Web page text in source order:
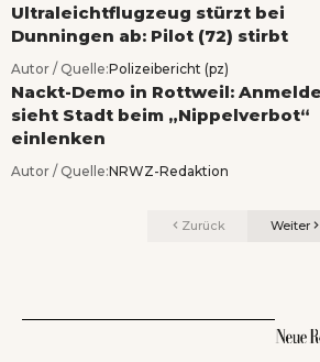
Ultraleichtflugzeug stürzt bei
Dunningen ab: Pilot (72) stirbt
Autor / Quelle:Polizeibericht (pz)
Nackt-Demo in Rottweil:
sieht Stadt beim „Nippelverbot“
einlenken
Autor / Quelle:NRWZ-Redaktion
Zurück Weiter